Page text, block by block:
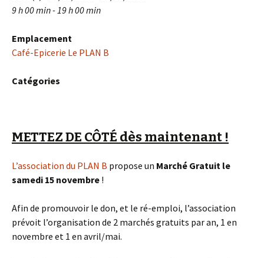
9 h 00 min - 19 h 00 min
Emplacement
Café-Epicerie Le PLAN B
Catégories
METTEZ DE CÔTÉ dès maintenant !
L’association du PLAN B propose un Marché Gratuit le
samedi 15 novembre !
Afin de promouvoir le don, et le ré-emploi, l’association
prévoit l’organisation de 2 marchés gratuits par an, 1 en
novembre et 1 en avril/mai.